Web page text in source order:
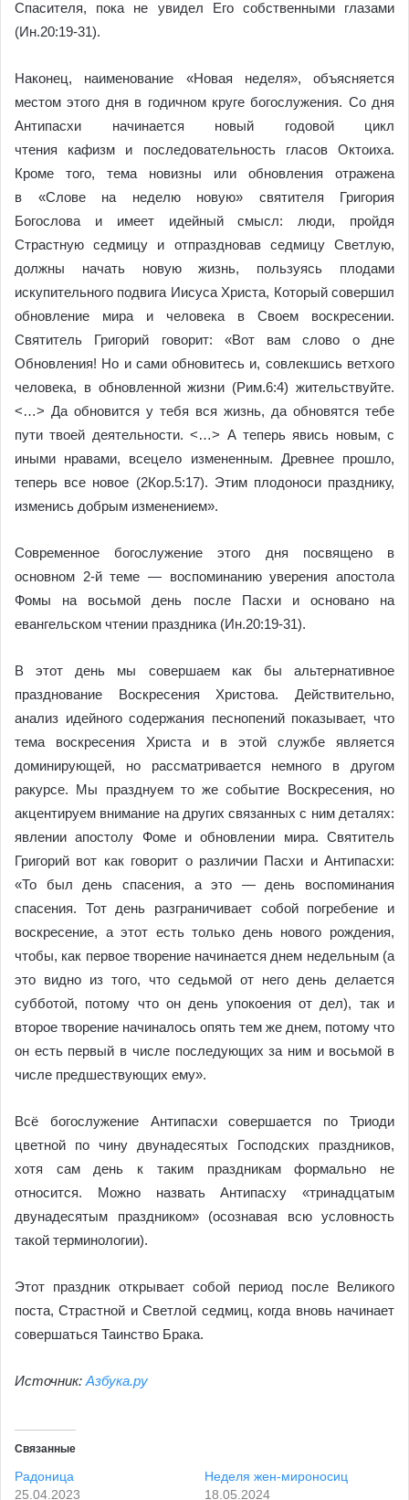
Спасителя, пока не увидел Его собственными глазами
(Ин.20:19-31).
Наконец, наименование «Новая неделя», объясняется
местом этого дня в годичном круге богослужения. Со дня
Антипасхи начинается новый годовой цикл
чтения кафизм и последовательность гласов Октоиха.
Кроме того, тема новизны или обновления отражена
в «Слове на неделю новую» святителя Григория
Богослова и имеет идейный смысл: люди, пройдя
Страстную седмицу и отпраздновав седмицу Светлую,
должны начать новую жизнь, пользуясь плодами
искупительного подвига Иисуса Христа, Который совершил
обновление мира и человека в Своем воскресении.
Святитель Григорий говорит: «Вот вам слово о дне
Обновления! Но и сами обновитесь и, совлекшись ветхого
человека, в обновленной жизни (Рим.6:4) жительствуйте.
<…> Да обновится у тебя вся жизнь, да обновятся тебе
пути твоей деятельности. <…> А теперь явись новым, с
иными нравами, всецело измененным. Древнее прошло,
теперь все новое (2Кор.5:17). Этим плодоноси празднику,
изменись добрым изменением».
Современное богослужение этого дня посвящено в
основном 2‑й теме — воспоминанию уверения апостола
Фомы на восьмой день после Пасхи и основано на
евангельском чтении праздника (Ин.20:19-31).
В этот день мы совершаем как бы альтернативное
празднование Воскресения Христова. Действительно,
анализ идейного содержания песнопений показывает, что
тема воскресения Христа и в этой службе является
доминирующей, но рассматривается немного в другом
ракурсе. Мы празднуем то же событие Воскресения, но
акцентируем внимание на других связанных с ним деталях:
явлении апостолу Фоме и обновлении мира. Святитель
Григорий вот как говорит о различии Пасхи и Антипасхи:
«То был день спасения, а это — день воспоминания
спасения. Тот день разграничивает собой погребение и
воскресение, а этот есть только день нового рождения,
чтобы, как первое творение начинается днем недельным (а
это видно из того, что седьмой от него день делается
субботой, потому что он день упокоения от дел), так и
второе творение начиналось опять тем же днем, потому что
он есть первый в числе последующих за ним и восьмой в
числе предшествующих ему».
Всё богослужение Антипасхи совершается по Триоди
цветной по чину двунадесятых Господских праздников,
хотя сам день к таким праздникам формально не
относится. Можно назвать Антипасху «тринадцатым
двунадесятым праздником» (осознавая всю условность
такой терминологии).
Этот праздник открывает собой период после Великого
поста, Страстной и Светлой седмиц, когда вновь начинает
совершаться Таинство Брака.
Источник: Азбука.ру
Связанные
Радоница
25.04.2023
Неделя жен-мироносиц
18.05.2024